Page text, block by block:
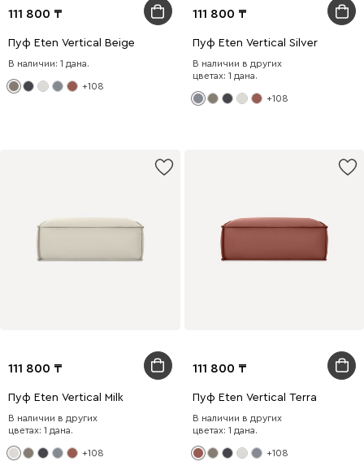
111 800
Пуф Eten Vertical Beige
В наличии: 1 дана.
+108
111 800
Пуф Eten Vertical Silver
В наличии в других
цветах: 1 дана.
+108
111 800
Пуф Eten Vertical Milk
В наличии в других
цветах: 1 дана.
+108
111 800
Пуф Eten Vertical Terra
В наличии в других
цветах: 1 дана.
+108